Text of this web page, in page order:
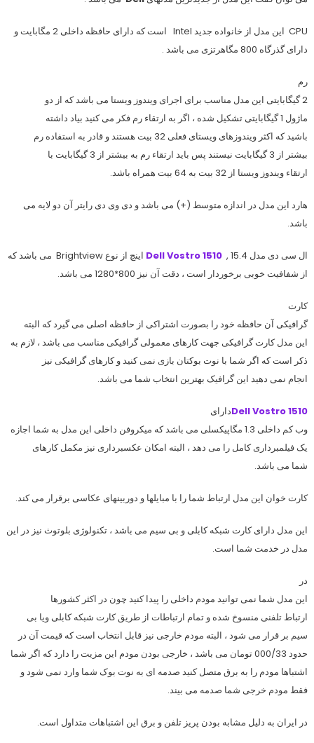
CPU این مدل از خانواده جدید Intel
است که دارای حافظه داخلی 2 مگابایت و
دارای گذرگاه 800 مگاهرتزی می باشد .
رم
2 گیگابایتی این مدل مناسب برای اجرای ویندوز ویستا می باشد که از دو
ماژول 1 گیگابایتی تشکیل شده ، اگر به ارتقاء رم فکر می کنید بیاد داشته
باشید که اکثر ویندوزهای ویستای فعلی 32 بیت هستند و قادر به استفاده رم
بیشتر از 3 گیگابایت نیستند پس باید ارتقاء رم به بیشتر از 3 گیگابایت با
ارتقاء ویندوز ویستا از 32 بیت به 64 بیت همراه باشد.
هارد این مدل در اندازه متوسط (+) می باشد و دی وی دی رایتر آن دو لایه می
باشد.
ال سی دی مدل Dell Vostro 1510 ,15.4 اینچ از نوع Brightview می باشد که
از شفافیت خوبی برخوردار است ، دقت آن نیز 800*1280 می باشد.
کارت
گرافیکی آن حافظه خود را بصورت اشتراکی از حافظه اصلی می گیرد که البته
این مدل کارت گرافیکی جهت کارهای معمولی گرافیکی مناسب می باشد ، لازم به
ذکر است که اگر شما با نوت بوکتان بازی نمی کنید و کارهای گرافیکی نیز
انجام نمی دهید این گرافیک بهترین انتخاب شما می باشد.
Dell Vostro 1510دارای
وب کم داخلی 1.3 مگاپیکسلی می باشد که میکروفن داخلی این مدل به شما اجازه
یک فیلمبرداری کامل را می دهد ، البته امکان عکسبرداری نیز مکمل کارهای
شما می باشد.
کارت خوان این مدل ارتباط شما را با مبایلها و دوربینهای عکاسی برقرار می کند.
این مدل دارای کارت شبکه کابلی و بی سیم می باشد ، تکنولوژی بلوتوث نیز در این
مدل در خدمت شما است.
در
این مدل شما نمی توانید مودم داخلی را پیدا کنید چون در اکثر کشورها
ارتباط تلفنی منسوخ شده و تمام ارتباطات از طریق کارت شبکه کابلی ویا بی
سیم بر قرار می شود ، البته مودم خارجی نیز قابل انتخاب است که قیمت آن در
حدود 000/33 تومان می باشد ، خارجی بودن مودم این مزیت را دارد که اگر شما
اشتباها مودم را به برق متصل کنید صدمه ای به نوت بوک شما وارد نمی شود و
فقط مودم خرجی شما صدمه می بیند.
در ایران به دلیل مشابه بودن پریز تلفن و برق این اشتباهات متداول است.